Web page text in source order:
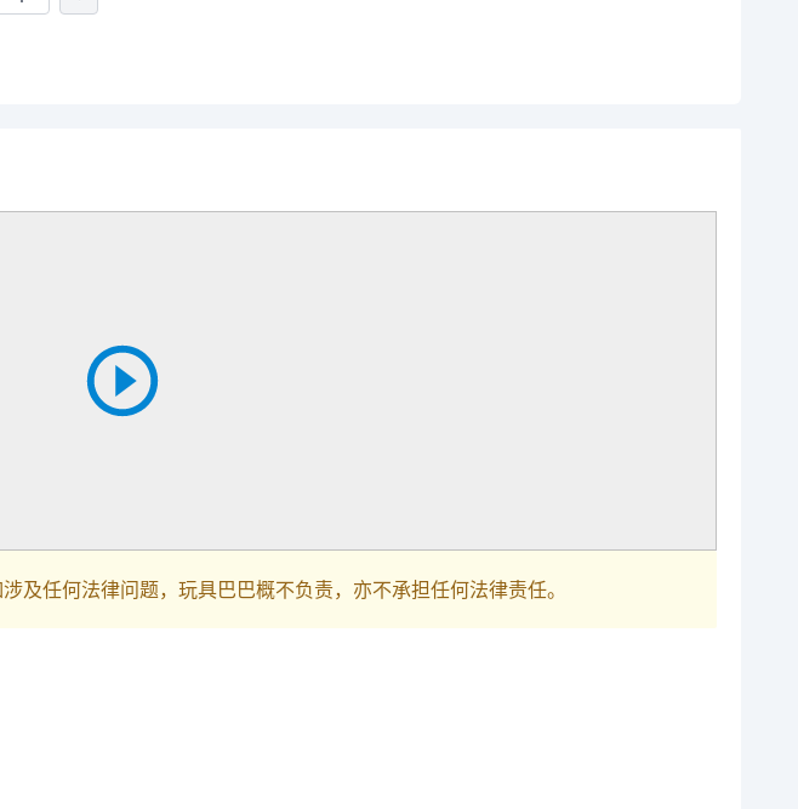
及任何法律问题，玩具巴巴概不负责，亦不承担任何法律责任。